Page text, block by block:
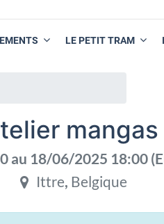
LE PETIT TRAM
mangas
au 18/06/2025 18:00 (
Ittre, Belgique